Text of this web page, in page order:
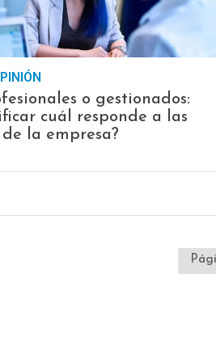
o gestionados:
cuál responde a las
la empresa?